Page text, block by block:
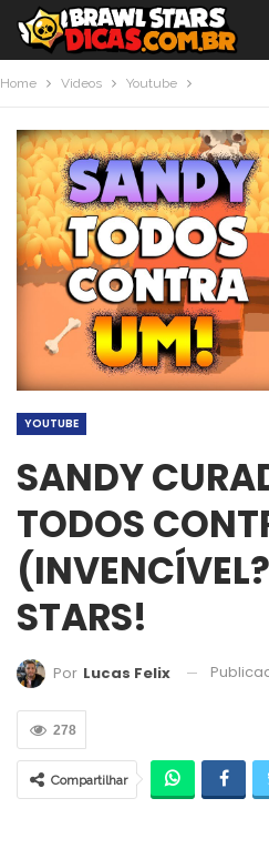
Home Videos Youtube
YOUTUBE
SANDY
TODOS
STARS!
Por Lucas Felix
278
Compartilhar